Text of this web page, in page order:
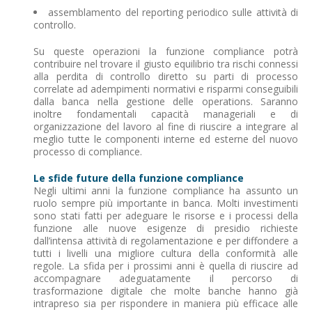
assemblamento del reporting periodico sulle attività di
controllo.
Su queste operazioni la funzione compliance potrà
contribuire nel trovare il giusto equilibrio tra rischi connessi
alla perdita di controllo diretto su parti di processo
correlate ad adempimenti normativi e risparmi conseguibili
dalla banca nella gestione delle operations. Saranno
inoltre fondamentali capacità manageriali e di
organizzazione del lavoro al fine di riuscire a integrare al
meglio tutte le componenti interne ed esterne del nuovo
processo di compliance.
Le sfide future della funzione compliance
Negli ultimi anni la funzione compliance ha assunto un
ruolo sempre più importante in banca. Molti investimenti
sono stati fatti per adeguare le risorse e i processi della
funzione alle nuove esigenze di presidio richieste
dall’intensa attività di regolamentazione e per diffondere a
tutti i livelli una migliore cultura della conformità alle
regole. La sfida per i prossimi anni è quella di riuscire ad
accompagnare adeguatamente il percorso di
trasformazione digitale che molte banche hanno già
intrapreso sia per rispondere in maniera più efficace alle